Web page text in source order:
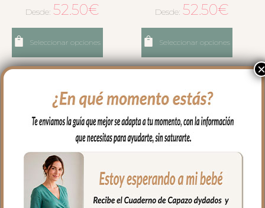
Desde: 52.50€
Seleccionar opciones
Desde: 52.50€
Seleccionar opciones
4655 Bolsos Luan Verde 4656 Bolsos Marco
×